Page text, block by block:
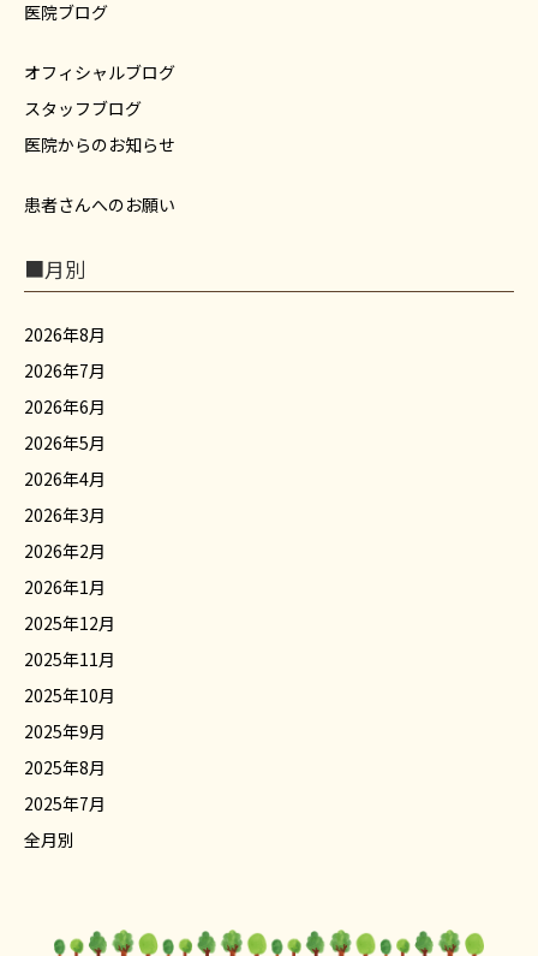
医院ブログ
オフィシャルブログ
スタッフブログ
医院からのお知らせ
患者さんへのお願い
■月別
2026年8月
2026年7月
2026年6月
2026年5月
2026年4月
2026年3月
2026年2月
2026年1月
2025年12月
2025年11月
2025年10月
2025年9月
2025年8月
2025年7月
全月別